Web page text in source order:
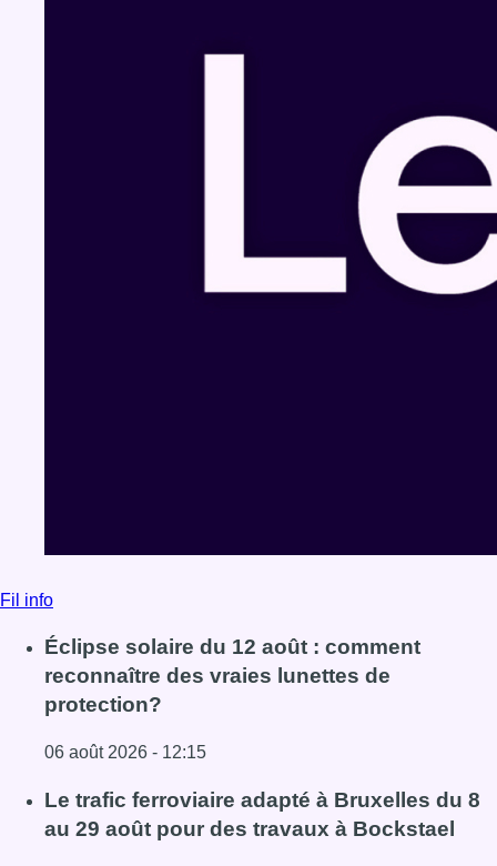
Fil info
Éclipse solaire du 12 août : comment
reconnaître des vraies lunettes de
protection?
06 août 2026 - 12:15
Lire l'article Éclipse solaire du 12 août : comment
Le trafic ferroviaire adapté à Bruxelles du 8
au 29 août pour des travaux à Bockstael